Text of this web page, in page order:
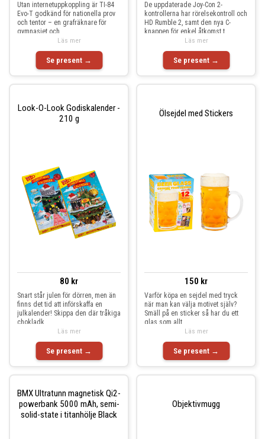
Utan internetuppkoppling är TI-84
Evo-T godkänd för nationella prov
och tentor – en grafräknare för
gymnasiet och
Se present →
Läs mer
De uppdaterade Joy-Con 2-
kontrollerna har rörelsekontroll och
HD Rumble 2, samt den nya C-
knappen för enkel åtkomst t
Se present →
Läs mer
Look-O-Look Godiskalender -
210 g
80 kr
Snart står julen för dörren, men än
finns det tid att införskaffa en
julkalender! Skippa den där tråkiga
chokladk
Se present →
Läs mer
Ölsejdel med Stickers
150 kr
Varför köpa en sejdel med tryck
när man kan välja motivet själv?
Smäll på en sticker så har du ett
glas som allt
Se present →
Läs mer
BMX Ultratunn magnetisk Qi2-
powerbank 5000 mAh, semi-
solid-state i titanhölje Black
Objektivmugg